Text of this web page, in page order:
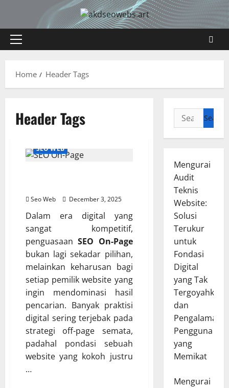
content
Primary
Home
Header Tags
Header Tags
SEO WEB
Seo Web December 3, 2025
Dalam era digital yang
sangat kompetitif,
penguasaanSEO On-Page
bukan lagi sekadar pilihan,
melainkan keharusan bagi
setiap pemilik website yang
ingin mendominasi hasil
pencarian. Banyak praktisi
digital sering terjebak pada
strategi off-page semata,
padahal pondasi sebuah
website yang kokoh justru
…
Search
for:
Mengurai
Audit
Teknis
Website:
Solusi
Terukur
untuk
Fondasi
Digital
yang Tak
Tergoyahkan
dan
Pengalaman
Pengguna
yang
Memikat
Mengurai